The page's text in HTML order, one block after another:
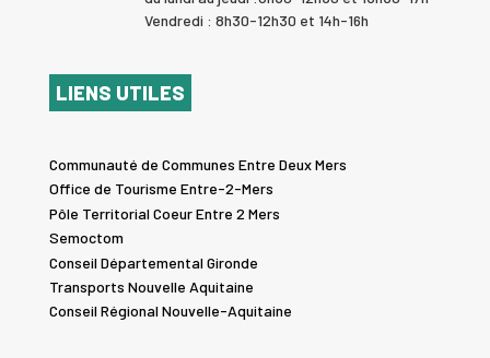
Vendredi : 8h30-12h30 et 14h-16h
LIENS UTILES
Communauté de Communes Entre Deux Mers
Office de Tourisme Entre-2-Mers
Pôle Territorial Coeur Entre 2 Mers
Semoctom
Conseil Départemental Gironde
Transports Nouvelle Aquitaine
Conseil Régional Nouvelle-Aquitaine